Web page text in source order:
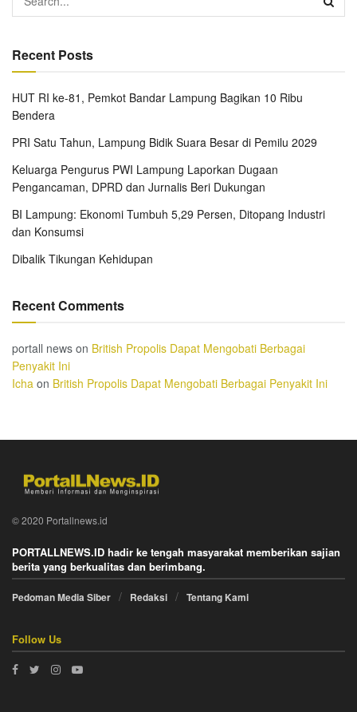
Recent Posts
HUT RI ke-81, Pemkot Bandar Lampung Bagikan 10 Ribu
Bendera
PRI Satu Tahun, Lampung Bidik Suara Besar di Pemilu 2029
Keluarga Pengurus PWI Lampung Laporkan Dugaan
Pengancaman, DPRD dan Jurnalis Beri Dukungan
BI Lampung: Ekonomi Tumbuh 5,29 Persen, Ditopang Industri
dan Konsumsi
Dibalik Tikungan Kehidupan
Recent Comments
portall news on British Propolis Dapat Mengobati Berbagai
Penyakit Ini
Icha on British Propolis Dapat Mengobati Berbagai Penyakit Ini
© 2020 Portallnews.id
PORTALLNEWS.ID hadir ke tengah masyarakat memberikan sajian
berita yang berkualitas dan berimbang.
Pedoman Media Siber Redaksi Tentang Kami
Follow Us